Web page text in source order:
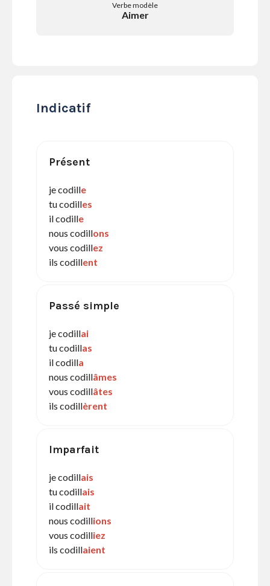
Verbe modèle
Aimer
Indicatif
Présent
je codille
tu codilles
il codille
nous codillons
vous codillez
ils codillent
Passé simple
je codillai
tu codillas
il codilla
nous codillâmes
vous codillâtes
ils codillèrent
Imparfait
je codillais
tu codillais
il codillait
nous codillions
vous codilliez
ils codillaient